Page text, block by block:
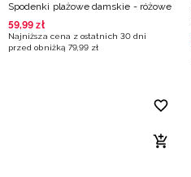
Spodenki plażowe damskie - różowe
59,99 zł
Najniższa cena z ostatnich 30 dni
przed obniżką 79,99 zł